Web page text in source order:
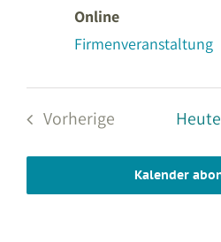
Online
Firmenveranstaltung
Vorherige
Veranstaltungen
Heute
Kalender